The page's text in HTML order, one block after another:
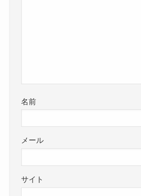
名前
メール
サイト